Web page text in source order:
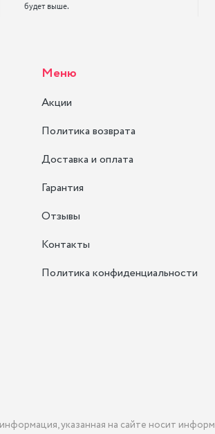
будет выше.
Меню
Акции
Политика возврата
Доставка и оплата
Гарантия
Отзывы
Контакты
Политика конфиденциальности
указанная на сайте носит